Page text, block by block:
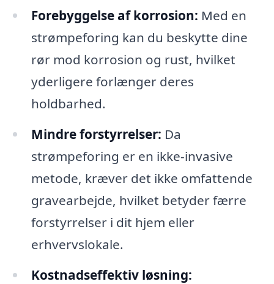
Forebyggelse af korrosion: Med en
strømpeforing kan du beskytte dine
rør mod korrosion og rust, hvilket
yderligere forlænger deres
holdbarhed.
Mindre forstyrrelser: Da
strømpeforing er en ikke-invasive
metode, kræver det ikke omfattende
gravearbejde, hvilket betyder færre
forstyrrelser i dit hjem eller
erhvervslokale.
Kostnadseffektiv løsning: